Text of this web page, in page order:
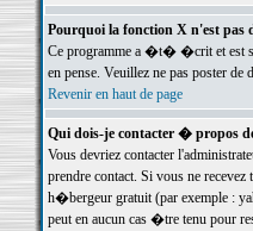
Pourquoi la fonction X n'est pas
Ce programme a �t� �crit et est
en pense. Veuillez ne pas poster
Revenir en haut de page
Qui dois-je contacter � propos
Vous devriez contacter
prendre contact. Si vous ne
h�bergeur gratuit (par exemple :
peut en aucun cas �tre tenu pour